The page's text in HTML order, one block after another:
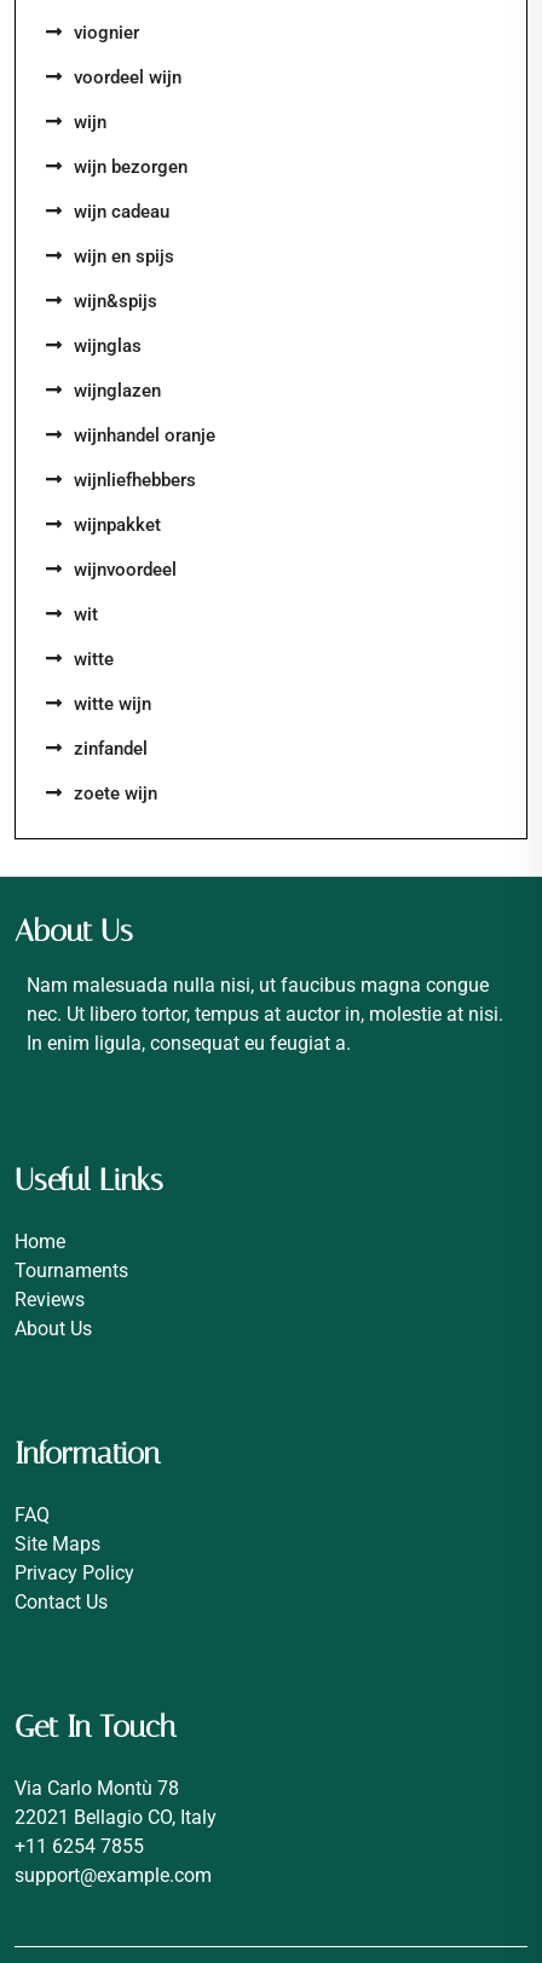
viognier
voordeel wijn
wijn
wijn bezorgen
wijn cadeau
wijn en spijs
wijn&spijs
wijnglas
wijnglazen
wijnhandel oranje
wijnliefhebbers
wijnpakket
wijnvoordeel
wit
witte
witte wijn
zinfandel
zoete wijn
About Us
Nam malesuada nulla nisi, ut faucibus magna congue
nec. Ut libero tortor, tempus at auctor in, molestie at nisi.
In enim ligula, consequat eu feugiat a.
Useful Links
Home
Tournaments
Reviews
About Us
Information
FAQ
Site Maps
Privacy Policy
Contact Us
Get In Touch
Via Carlo Montù 78
22021 Bellagio CO, Italy
+11 6254 7855
support@example.com